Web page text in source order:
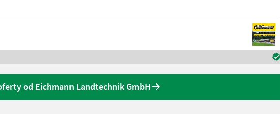
od Eichmann Landtechnik GmbH